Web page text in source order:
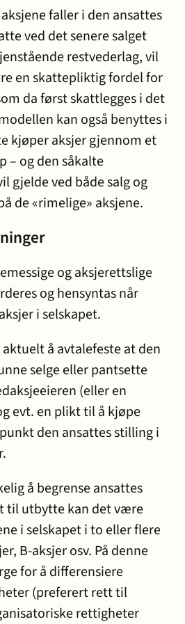
faller i den ansattes
ved det senere salget
restvederlag, vil
en skattepliktig fordel for
da først skattlegges i det
kan også benyttes i
kjøper aksjer gjennom et
– og den såkalte
gjelde ved både salg og
de «rimelige» aksjene.
og aksjerettslige
og hensyntas når
i selskapet.
å avtalefeste at den
selge eller pantsette
(eller en
evt. en plikt til å kjøpe
den ansattes stilling i
å begrense ansattes
til utbytte kan det være
i selskapet i to eller flere
B-aksjer osv. På denne
for å differensiere
(preferert rett til
rettigheter